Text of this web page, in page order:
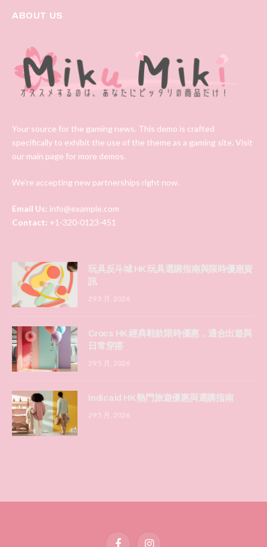
ABOUT US
Your source for the gaming news. This demo is crafted
specifically to exhibit the use of the theme as a gaming site. Visit
our main page for more demos.
We're accepting new partnerships right now.
Email Us: info@example.com
Contact: +1-320-0123-451
玩具反斗城 HK 玩具選購指南與限時優惠資
訊
29 5 月, 2026
Crocs HK 經典鞋款限時優惠，適合出遊與
日常穿搭
29 5 月, 2026
Indicaid HK 熱門旅遊優惠與選購指南
29 5 月, 2026